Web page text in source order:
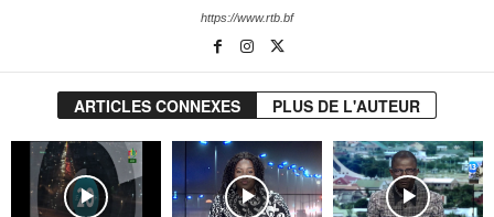
https://www.rtb.bf
ARTICLES CONNEXES PLUS DE L'AUTEUR